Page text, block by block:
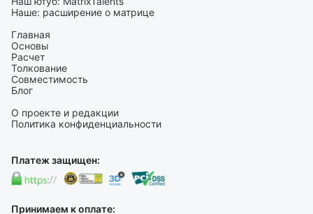
Наше: расширение о матрице
Главная
Основы
Расчет
Толкование
Совместимость
Блог
О проекте и редакции
Политика конфиденциальности
Платеж защищен:
Принимаем к оплате: